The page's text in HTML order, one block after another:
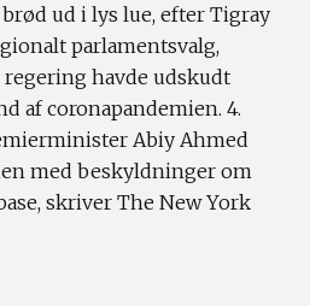
ud i lys lue, efter Tigray
parlamentsvalg,
havde udskudt
af coronapandemien. 4.
Abiy Ahmed
med beskyldninger om
skriver The New York